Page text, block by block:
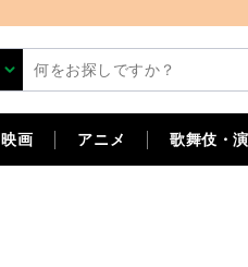
映画 アニメ 歌舞伎・